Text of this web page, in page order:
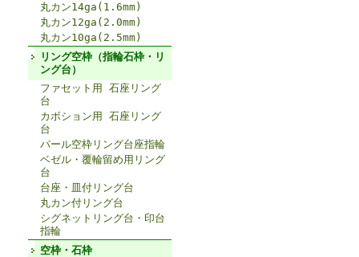
丸カン14ga(1.6mm)
丸カン12ga(2.0mm)
丸カン10ga(2.5mm)
リング空枠（指輪石枠・リ
ング台）
ファセット用 石座リング
台
カボション用 石座リング
台
パール空枠リング台座指輪
ベゼル・覆輪留め用リング
台
台座・皿付リング台
丸カン付リング台
シグネットリング台・印台
指輪
空枠・石枠